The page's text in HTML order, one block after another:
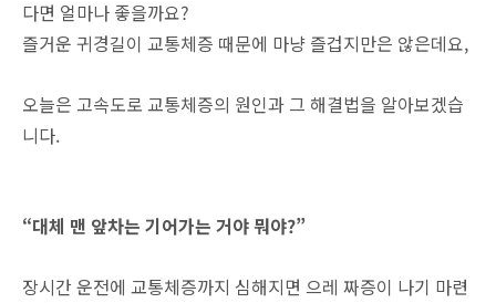
다면 얼마나 좋을까요?
즐거운 귀경길이 교통체증 때문에 마냥 즐겁지만은 않은데요,
오늘은 고속도로 교통체증의 원인과 그 해결법을 알아보겠습
니다.
“대체 맨 앞차는 기어가는 거야 뭐야?”
장시간 운전에 교통체증까지 심해지면 으레 짜증이 나기 마련